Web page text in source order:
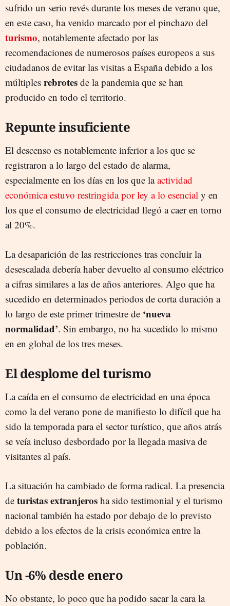
sufrido un serio revés durante los meses de verano que,
en este caso, ha venido marcado por el pinchazo del
turismo, notablemente afectado por las
recomendaciones de numerosos países europeos a sus
ciudadanos de evitar las visitas a España debido a los
múltiples rebrotes de la pandemia que se han
producido en todo el territorio.
Repunte insuficiente
El descenso es notablemente inferior a los que se
registraron a lo largo del estado de alarma,
especialmente en los días en los que laactividad
económica estuvo restringida por ley a lo esencial y en
los que el consumo de electricidad llegó a caer en torno
al 20%.
La desaparición de las restricciones tras concluir la
desescalada debería haber devuelto al consumo eléctrico
a cifras similares a las de años anteriores. Algo que ha
sucedido en determinados periodos de corta duración a
lo largo de este primer trimestre de ‘nueva
normalidad’. Sin embargo, no ha sucedido lo mismo
en en global de los tres meses.
El desplome del turismo
La caída en el consumo de electricidad en una época
como la del verano pone de manifiesto lo difícil que ha
sido la temporada para el sector turístico, que años atrás
se veía incluso desbordado por la llegada masiva de
visitantes al país.
La situación ha cambiado de forma radical. La presencia
de turistas extranjeros ha sido testimonial y el turismo
nacional también ha estado por debajo de lo previsto
debido a los efectos de la crisis económica entre la
población.
Un -6% desde enero
No obstante, lo poco que ha podido sacar la cara la